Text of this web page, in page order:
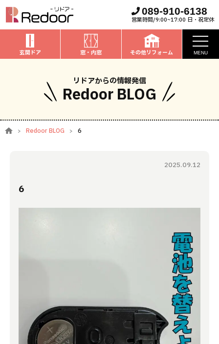
089-910-6138
営業時間/9:00~17:00 日・祝定休
玄関ドア 窓・内窓 その他リフォーム MENU
私たちについて
取扱商品
お家全般
お客様の声
リドアからの情報発信
Redoor BLOG
Redoor BLOG 6
2025.09.12
6